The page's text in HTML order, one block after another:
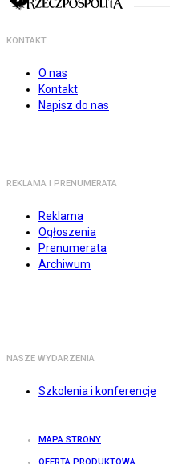
KONTAKT
O nas
Kontakt
Napisz do nas
REKLAMA I PRENUMERATA
Reklama
Ogłoszenia
Prenumerata
Archiwum
NASZE WYDARZENIA
Szkolenia i konferencje
MAPA STRONY